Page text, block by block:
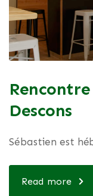
Descons
Sébastien est
Read more